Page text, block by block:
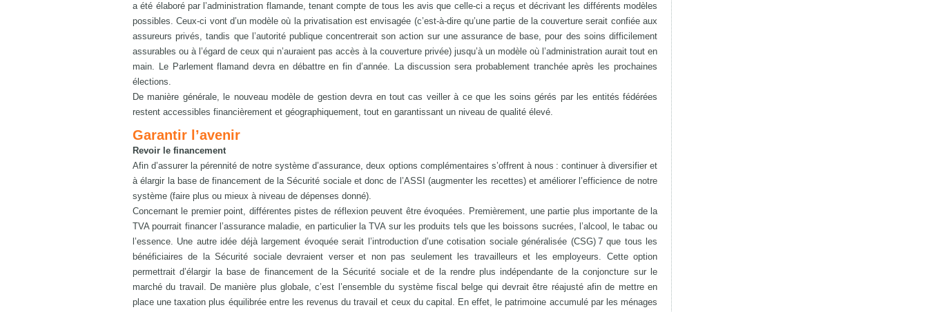
a été élaboré par l’administration flamande, tenant compte de tous les avis que celle-ci a reçus et décrivant les différents modèles
possibles. Ceux-ci vont d’un modèle où la privatisation est envisagée (c’est-à-dire qu’une partie de la couverture serait confiée aux
assureurs privés, tandis que l’autorité publique concentrerait son action sur une assurance de base, pour des soins difficilement
assurables ou à l’égard de ceux qui n’auraient pas accès à la couverture privée) jusqu’à un modèle où l’administration aurait tout en
main. Le Parlement flamand devra en débattre en fin d’année. La discussion sera probablement tranchée après les prochaines
élections.
De manière générale, le nouveau modèle de gestion devra en tout cas veiller à ce que les soins gérés par les entités fédérées
restent accessibles financièrement et géographiquement, tout en garantissant un niveau de qualité élevé.
Garantir l’avenir
Revoir le financement
Afin d’assurer la pérennité de notre système d’assurance, deux options complémentaires s’offrent à nous : continuer à diversifier et
à élargir la base de financement de la Sécurité sociale et donc de l’ASSI (augmenter les recettes) et améliorer l’efficience de notre
système (faire plus ou mieux à niveau de dépenses donné).
Concernant le premier point, différentes pistes de réflexion peuvent être évoquées. Premièrement, une partie plus importante de la
TVA pourrait financer l’assurance maladie, en particulier la TVA sur les produits tels que les boissons sucrées, l’alcool, le tabac ou
l’essence. Une autre idée déjà largement évoquée serait l’introduction d’une cotisation sociale généralisée (CSG) 7 que tous les
bénéficiaires de la Sécurité sociale devraient verser et non pas seulement les travailleurs et les employeurs. Cette option
permettrait d’élargir la base de financement de la Sécurité sociale et de la rendre plus indépendante de la conjoncture sur le
marché du travail. De manière plus globale, c’est l’ensemble du système fiscal belge qui devrait être réajusté afin de mettre en
place une taxation plus équilibrée entre les revenus du travail et ceux du capital. En effet, le patrimoine accumulé par les ménages